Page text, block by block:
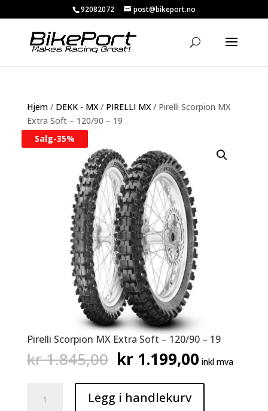
92082072 post@bikeport.no
Hjem/ DEKK - MX/ PIRELLI MX/ Pirelli Scorpion MX
Extra Soft – 120/90 – 19
Salg-35%
Pirelli Scorpion MX Extra Soft – 120/90 – 19
kr1.845,00 Opprinnelig
pris
var:
kr 1.845,00.
kr1.199,00
pris
er:
inkl mva
Scorpion
Legg i handlekurv